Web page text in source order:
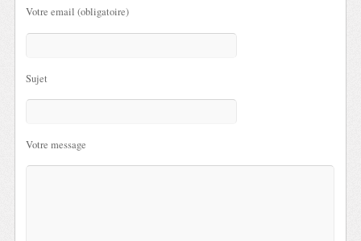
Votre email (obligatoire)
Sujet
Votre message